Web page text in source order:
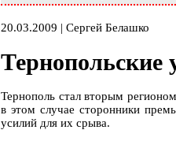
20.03.2009 | Сергей Белашко
Тернопольские
Тернополь стал вторым
в этом случае сторонники
усилий для их срыва.